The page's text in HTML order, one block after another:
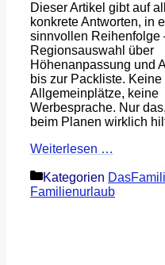
Dieser Artikel gibt auf
konkrete Antworten, in
sinnvollen Reihenfolge
Regionsauswahl über
Höhenanpassung und
bis zur Packliste. Keine
Allgemeinplätze, keine
Werbesprache. Nur
beim Planen wirklich
Weiterlesen …
Kategorien
Familienurlaub